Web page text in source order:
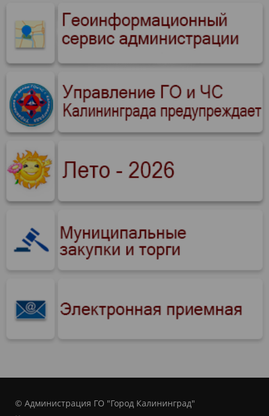
© Администрация ГО "Город Калининград"